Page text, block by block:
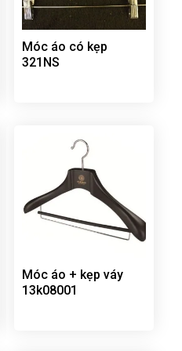
Móc áo có kẹp
321NS
Móc áo + kẹp váy
13k08001